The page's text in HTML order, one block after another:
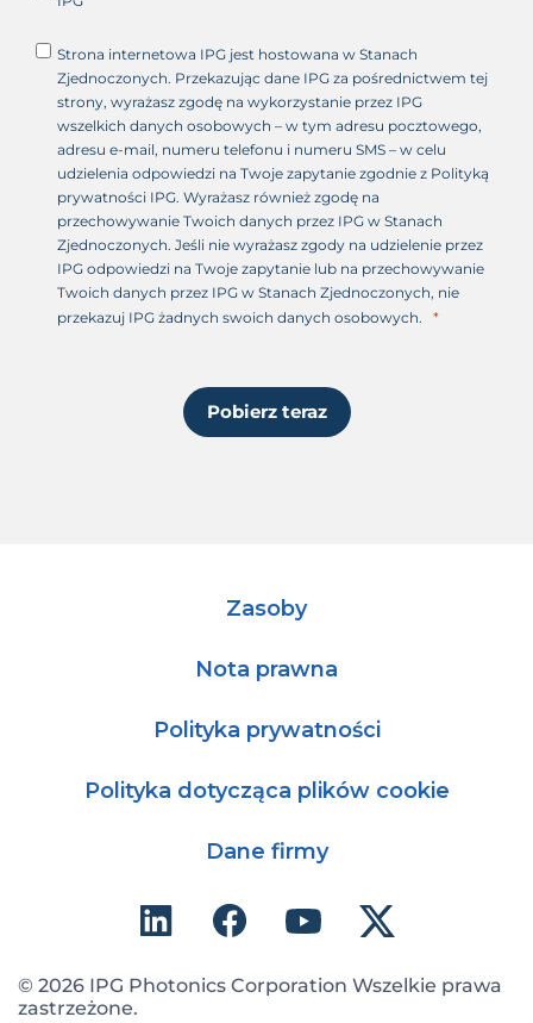
+
1
Strona internetowa IPG jest hostowana w Stanach
Zjednoczonych. Przekazując dane IPG za pośrednictwem tej
strony, wyrażasz zgodę na wykorzystanie przez IPG
wszelkich danych osobowych – w tym adresu pocztowego,
adresu e-mail, numeru telefonu i numeru SMS – w celu
udzielenia odpowiedzi na Twoje zapytanie zgodnie z Polityką
prywatności IPG. Wyrażasz również zgodę na
przechowywanie Twoich danych przez IPG w Stanach
Zjednoczonych. Jeśli nie wyrażasz zgody na udzielenie przez
IPG odpowiedzi na Twoje zapytanie lub na przechowywanie
Twoich danych przez IPG w Stanach Zjednoczonych, nie
przekazuj IPG żadnych swoich danych osobowych.
Pobierz teraz
Zasoby
Nota prawna
Polityka prywatności
Polityka dotycząca plików cookie
Dane firmy
© 2026 IPG Photonics Corporation Wszelkie prawa
zastrzeżone.